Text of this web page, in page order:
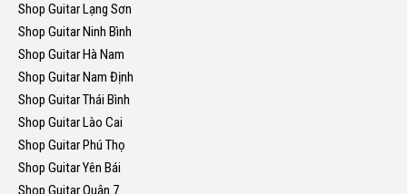
Shop Guitar Lạng Sơn
Shop Guitar Ninh Bình
Shop Guitar Hà Nam
Shop Guitar Nam Định
Shop Guitar Thái Bình
Shop Guitar Lào Cai
Shop Guitar Phú Thọ
Shop Guitar Yên Bái
Shop Guitar Quận 7